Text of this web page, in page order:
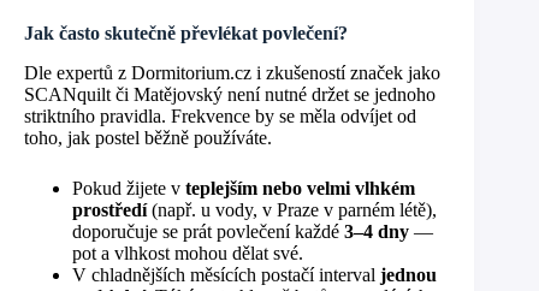
Jak často skutečně převlékat povlečení?
Dle expertů z Dormitorium.cz i zkušeností značek jako
SCANquilt či Matějovský není nutné držet se jednoho
striktního pravidla. Frekvence by se měla odvíjet od
toho, jak postel běžně používáte.
Pokud žijete v teplejším nebo velmi vlhkém
prostředí(např. u vody, v Praze v parném létě),
doporučuje se prát povlečení každé 3–4 dny —
pot a vlhkost mohou dělat své.
V chladnějších měsících postačí interval jednou